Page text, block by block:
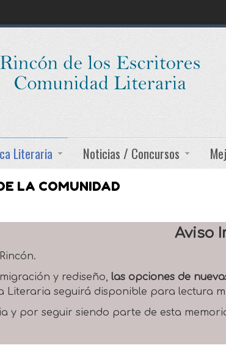
Literaria Noticias / Concursos
LA COMUNIDAD
Aviso
y rediseño, las opciones de
Literaria seguirá disponible para lectura
y por seguir siendo parte de esta